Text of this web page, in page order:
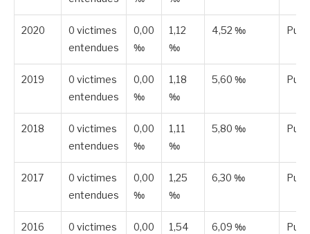
2020
0 victimes
entendues
0,00
‰
1,12
‰
4,52 ‰
2019
0 victimes
entendues
0,00
‰
1,18
‰
5,60 ‰
2018
0 victimes
entendues
0,00
‰
1,11
‰
5,80 ‰
2017
0 victimes
entendues
0,00
‰
1,25
‰
6,30 ‰
2016
0 victimes
0,00
1,54
6,09 ‰